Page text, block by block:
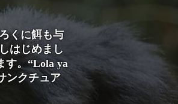
くに餌も与
はじめまし
す。“Lola ya
ンクチュア